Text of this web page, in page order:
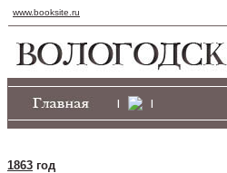
www.booksite.ru
| |
1863 год